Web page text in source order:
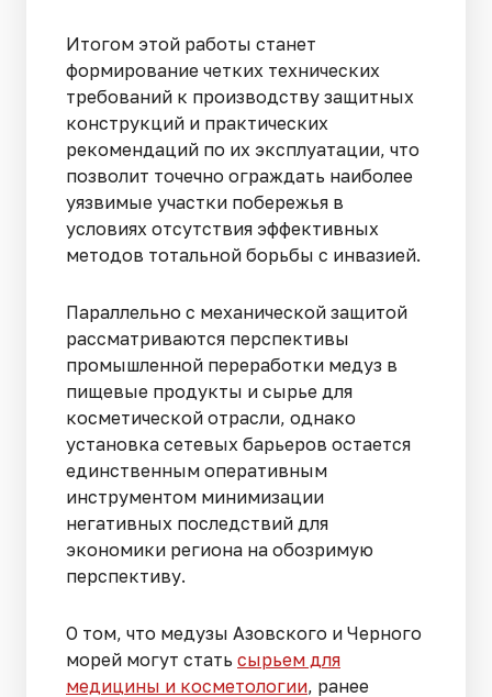
Итогом этой работы станет
формирование четких технических
требований к производству защитных
конструкций и практических
рекомендаций по их эксплуатации, что
позволит точечно ограждать наиболее
уязвимые участки побережья в
условиях отсутствия эффективных
методов тотальной борьбы с инвазией.
Параллельно с механической защитой
рассматриваются перспективы
промышленной переработки медуз в
пищевые продукты и сырье для
косметической отрасли, однако
установка сетевых барьеров остается
единственным оперативным
инструментом минимизации
негативных последствий для
экономики региона на обозримую
перспективу.
О том, что медузы Азовского и Черного
морей могут стать сырьем для
медицины и косметологии, ранее